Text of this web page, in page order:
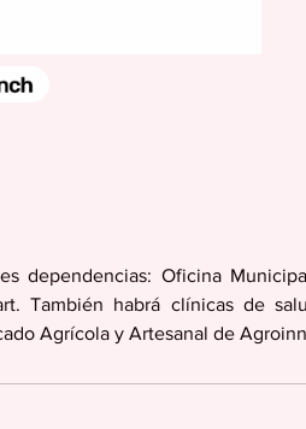
dependencias: Oficina
También habrá clínicas de
Agrícola y Artesanal de